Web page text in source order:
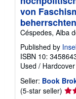
von
Céspedes, Alba
Published by
ISBN 10:
Used / Hardcover
Seller: Book
(5-star seller)